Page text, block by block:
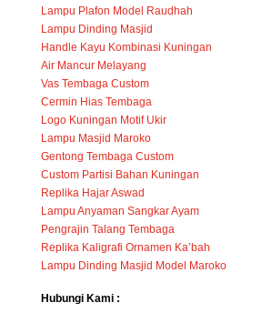
Lampu Plafon Model Raudhah
Lampu Dinding Masjid
Handle Kayu Kombinasi Kuningan
Air Mancur Melayang
Vas Tembaga Custom
Cermin Hias Tembaga
Logo Kuningan Motif Ukir
Lampu Masjid Maroko
Gentong Tembaga Custom
Custom Partisi Bahan Kuningan
Replika Hajar Aswad
Lampu Anyaman Sangkar Ayam
Pengrajin Talang Tembaga
Replika Kaligrafi Ornamen Ka’bah
Lampu Dinding Masjid Model Maroko
Hubungi Kami :